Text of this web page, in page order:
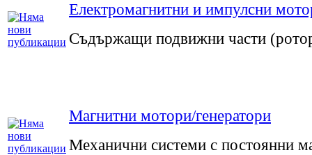
Електромагнитни и импулсни
Съдържащи подвижни части
Магнитни мотори/генератори
Механични системи с постоянни